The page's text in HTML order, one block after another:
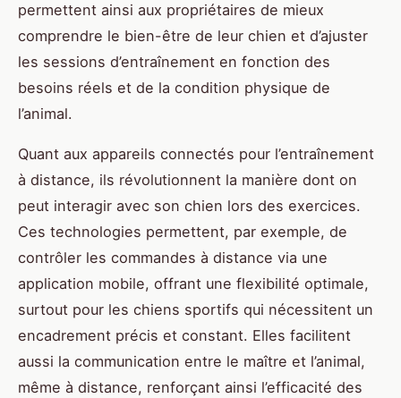
permettent ainsi aux propriétaires de mieux
comprendre le bien-être de leur chien et d’ajuster
les sessions d’entraînement en fonction des
besoins réels et de la condition physique de
l’animal.
Quant aux appareils connectés pour l’entraînement
à distance, ils révolutionnent la manière dont on
peut interagir avec son chien lors des exercices.
Ces technologies permettent, par exemple, de
contrôler les commandes à distance via une
application mobile, offrant une flexibilité optimale,
surtout pour les chiens sportifs qui nécessitent un
encadrement précis et constant. Elles facilitent
aussi la communication entre le maître et l’animal,
même à distance, renforçant ainsi l’efficacité des